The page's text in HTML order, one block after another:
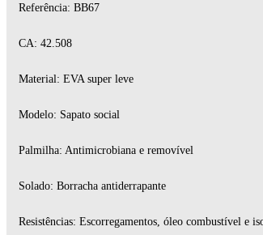
Referência: BB67
CA: 42.508
Material: EVA super leve
Modelo: Sapato social
Palmilha: Antimicrobiana e removível
Solado: Borracha antiderrapante
Resistências: Escorregamentos, óleo combustível e